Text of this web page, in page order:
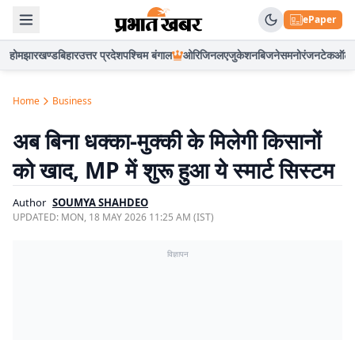
ePaper
होमझारखण्डबिहारउत्तर प्रदेशपश्चिम बंगाल ओरिजिनलएजुकेशनबिजनेसमनोरंजनटेकऑटो
Home Business
अब बिना धक्का-मुक्की के मिलेगी किसानों
को खाद, MP में शुरू हुआ ये स्मार्ट सिस्टम
Author SOUMYA SHAHDEO
UPDATED: MON, 18 MAY 2026 11:25 AM (IST)
विज्ञापन